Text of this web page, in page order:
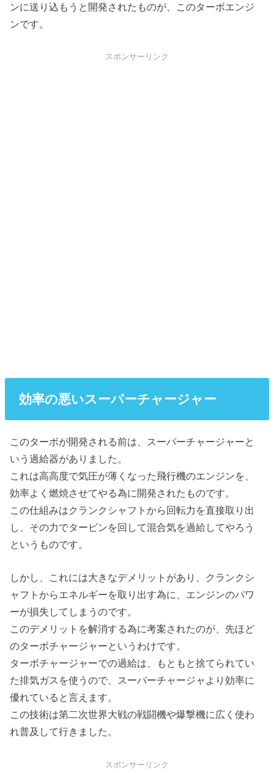
ンに送り込もうと開発されたものが、このターボエンジ
ンです。
スポンサーリンク
効率の悪いスーパーチャージャー
このターボが開発される前は、スーパーチャージャーと
いう過給器がありました。
これは高高度で気圧が薄くなった飛行機のエンジンを、
効率よく燃焼させてやる為に開発されたものです。
この仕組みはクランクシャフトから回転力を直接取り出
し、その力でタービンを回して混合気を過給してやろう
というものです。
しかし、これには大きなデメリットがあり、クランクシ
ャフトからエネルギーを取り出す為に、エンジンのパワ
ーが損失してしまうのです。
このデメリットを解消する為に考案されたのが、先ほど
のターボチャージャーというわけです。
ターボチャージャーでの過給は、もともと捨てられてい
た排気ガスを使うので、スーパーチャージャより効率に
優れていると言えます。
この技術は第二次世界大戦の戦闘機や爆撃機に広く使わ
れ普及して行きました。
スポンサーリンク